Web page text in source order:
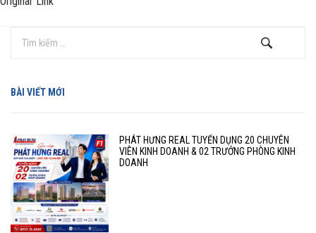
BÀI VIẾT MỚI
PHÁT HƯNG REAL TUYỂN DỤNG 20 CHUYÊN
VIÊN KINH DOANH & 02 TRƯỞNG PHÒNG KINH
DOANH